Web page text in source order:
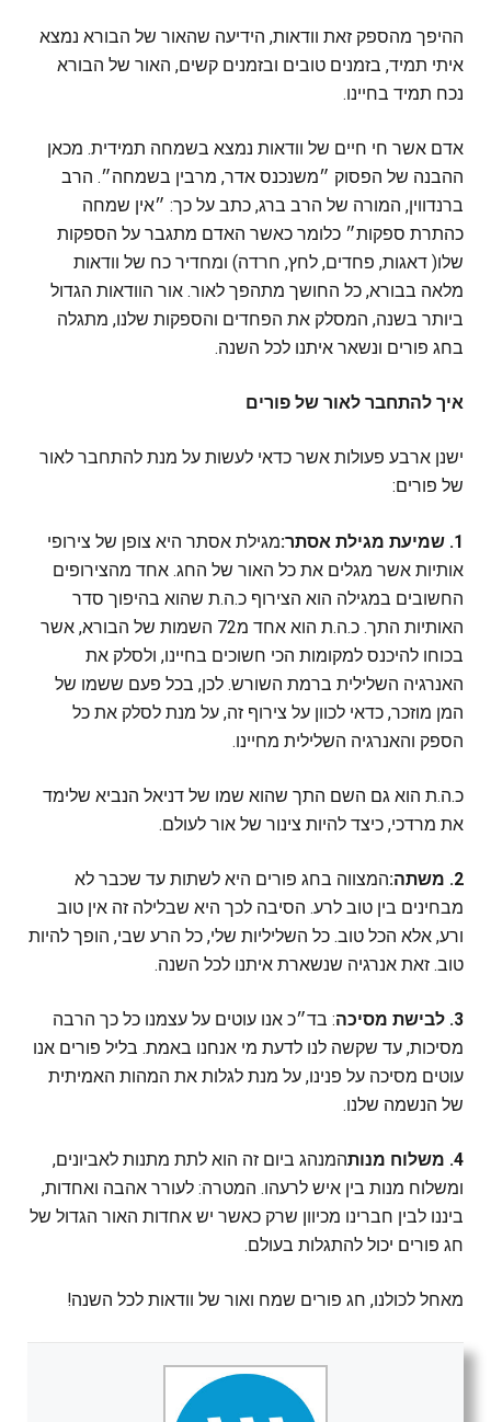
ההיפך מהספק זאת וודאות, הידיעה שהאור של הבורא נמצא
איתי תמיד, בזמנים טובים ובזמנים קשים, האור של הבורא
נכח תמיד בחיינו.
אדם אשר חי חיים של וודאות נמצא בשמחה תמידית. מכאן
ההבנה של הפסוק ״משנכנס אדר, מרבין בשמחה״. הרב
ברנדווין, המורה של הרב ברג, כתב על כך: ״אין שמחה
כהתרת ספקות״ כלומר כאשר האדם מתגבר על הספקות
שלו( דאגות, פחדים, לחץ, חרדה) ומחדיר כח של וודאות
מלאה בבורא, כל החושך מתהפך לאור. אור הוודאות הגדול
ביותר בשנה, המסלק את הפחדים והספקות שלנו, מתגלה
בחג פורים ונשאר איתנו לכל השנה.
איך להתחבר לאור של פורים
ישנן ארבע פעולות אשר כדאי לעשות על מנת להתחבר לאור
של פורים:
1. שמיעת מגילת אסתר:
מגילת אסתר היא צופן של צירופי
אותיות אשר מגלים את כל האור של החג. אחד מהצירופים
החשובים במגילה הוא הצירוף כ.ה.ת שהוא בהיפוך סדר
האותיות התך. כ.ה.ת הוא אחד מ72 השמות של הבורא, אשר
בכוחו להיכנס למקומות הכי חשוכים בחיינו, ולסלק את
האנרגיה השלילית ברמת השורש. לכן, בכל פעם ששמו של
המן מוזכר, כדאי לכוון על צירוף זה, על מנת לסלק את כל
הספק והאנרגיה השלילית מחיינו.
כ.ה.ת הוא גם השם התך שהוא שמו של דניאל הנביא שלימד
את מרדכי, כיצד להיות צינור של אור לעולם.
2. משתה:
המצווה בחג פורים היא לשתות עד שכבר לא
מבחינים בין טוב לרע. הסיבה לכך היא שבלילה זה אין טוב
ורע, אלא הכל טוב. כל השליליות שלי, כל הרע שבי, הופך להיות
טוב. זאת אנרגיה שנשארת איתנו לכל השנה.
3. לבישת מסיכה
: בד״כ אנו עוטים על עצמנו כל כך הרבה
מסיכות, עד שקשה לנו לדעת מי אנחנו באמת. בליל פורים אנו
עוטים מסיכה על פנינו, על מנת לגלות את המהות האמיתית
של הנשמה שלנו.
4. משלוח מנות
המנהג ביום זה הוא לתת מתנות לאביונים,
ומשלוח מנות בין איש לרעהו. המטרה: לעורר אהבה ואחדות,
ביננו לבין חברינו מכיוון שרק כאשר יש אחדות האור הגדול של
חג פורים יכול להתגלות בעולם.
מאחל לכולנו, חג פורים שמח ואור של וודאות לכל השנה!